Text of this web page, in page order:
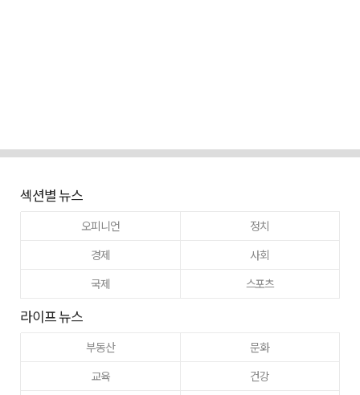
섹션별 뉴스
오피니언
정치
경제
사회
국제
스포츠
라이프 뉴스
부동산
문화
교육
건강